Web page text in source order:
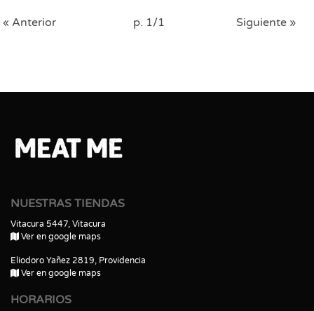
« Anterior p. 1/1 Siguiente »
NUESTRAS TIENDAS
Vitacura 5447, Vitacura
Ver en google maps
Eliodoro Yañez 2819, Providencia
Ver en google maps
HORARIOS